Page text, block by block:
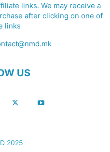
links. We may receive a
after clicking on one of
links
US
2025